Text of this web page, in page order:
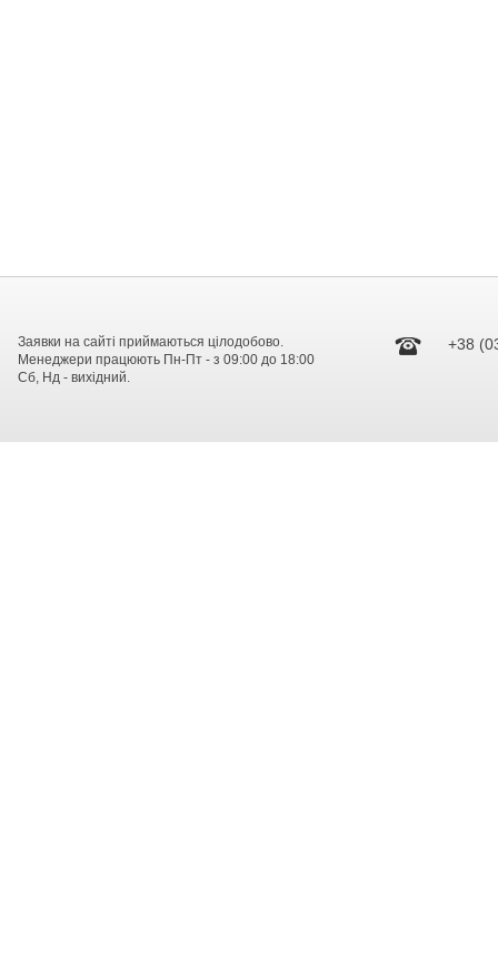
Заявки на сайті приймаються цілодобово.
Менеджери працюють Пн-Пт - з 09:00 до 18:00
Сб, Нд - вихідний.
+38